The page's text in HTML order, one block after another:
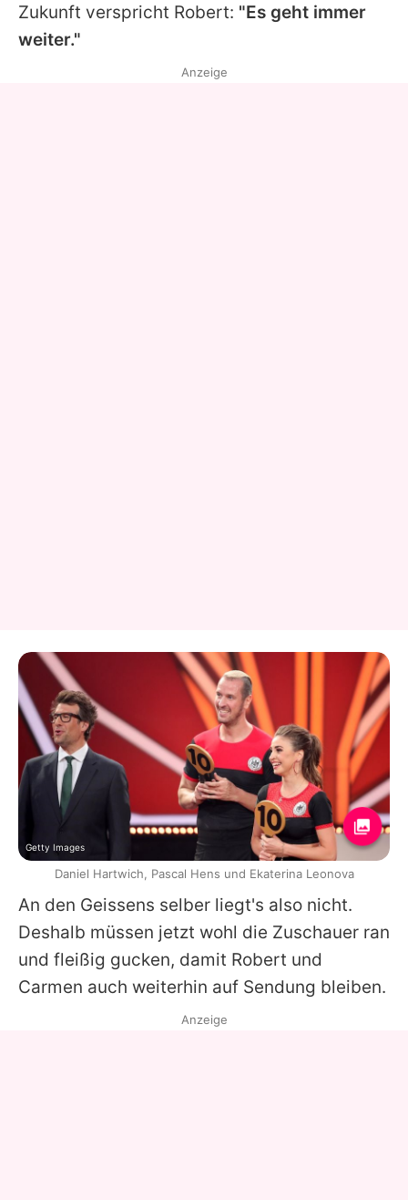
Zukunft verspricht Robert: "Es geht immer
weiter."
An den Geissens selber liegt's also nicht.
Deshalb müssen jetzt wohl die Zuschauer ran
und fleißig gucken, damit Robert und
Carmen auch weiterhin auf Sendung bleiben.
Anzeige
Getty Images
Daniel Hartwich, Pascal Hens und Ekaterina Leonova
Anzeige